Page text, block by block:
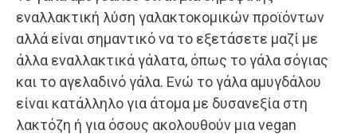
εναλλακτική λύση γαλακτοκομικών προϊόντων
αλλά είναι σημαντικό να το εξετάσετε μαζί με
άλλα εναλλακτικά γάλατα, όπως το γάλα σόγιας
και το αγελαδινό γάλα. Ενώ το γάλα αμυγδάλου
είναι κατάλληλο για άτομα με δυσανεξία στη
λακτόζη ή για όσους ακολουθούν μια vegan